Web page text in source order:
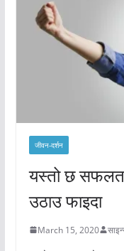
जीवन-दर्शन
यस्तो छ
उठाउ फाइदा
March 15, 2020